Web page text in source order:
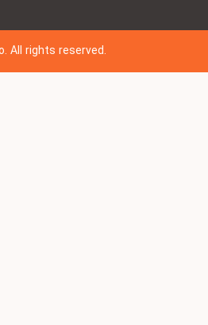
All rights reserved.